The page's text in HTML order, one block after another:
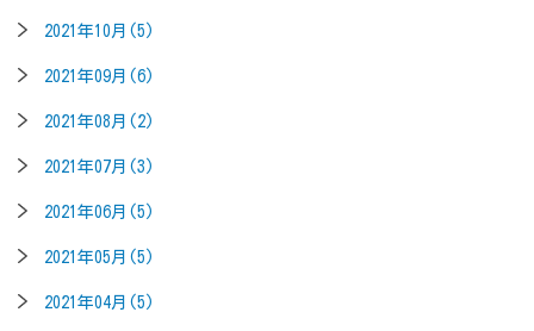
2021年10月(5)
2021年09月(6)
2021年08月(2)
2021年07月(3)
2021年06月(5)
2021年05月(5)
2021年04月(5)